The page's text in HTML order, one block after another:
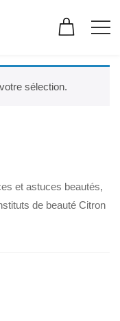
sélection.
et astuces beautés,
de beauté Citron